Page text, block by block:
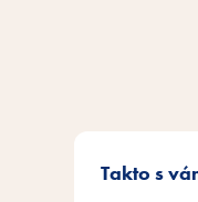
Takto s